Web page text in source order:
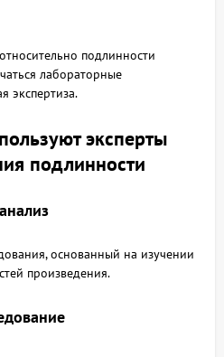
подлинности
лабораторные
экспертиза.
эксперты
подлинности
основанный на изучении
произведения.